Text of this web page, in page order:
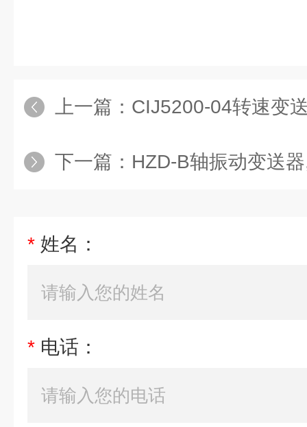
上一篇： CIJ5200-04转速变
下一篇： HZD-B轴振动变送
* 姓名：
* 电话：